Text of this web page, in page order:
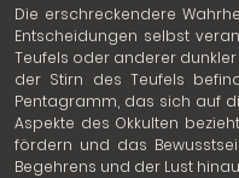
Die erschreckendere
Entscheidungen selbst
Teufels oder anderer
der Stirn des Teufels
Pentagramm, das sich auf
Aspekte des Okkulten
fördern und das
Begehrens und der Lust